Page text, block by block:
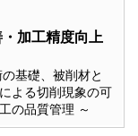
加工精度向上
基礎、被削材と
よる切削現象の可
の品質管理 ～